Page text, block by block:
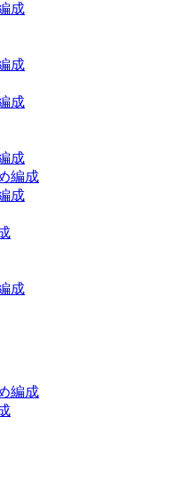
成
成
成
成
編成
成
成
編成